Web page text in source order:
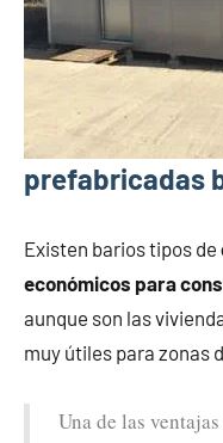
prefabricadas
Existen barios tipos de
económicos para
aunque son las
muy útiles para zonas
Una de las